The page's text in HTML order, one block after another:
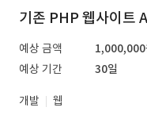
기존 PHP 웹사이트
예상 금액
1,000,000
예상 기간
30일
개발
웹